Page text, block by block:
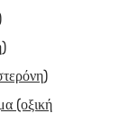
(οξική